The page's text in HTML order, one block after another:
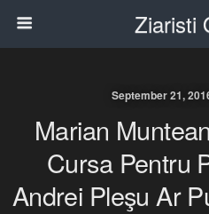
Ziaristi
September 21,
Marian
Cursa Pentru
Andrei Pleşu Ar